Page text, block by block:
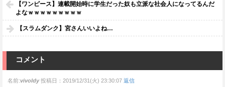
【ワンピース】連載開始時に学生だった奴も立派な社会人になってるんだ
よなｗｗｗｗｗｗｗｗｗ
【スラムダンク】宮さんいいよね…
コメント
名前:vivoldy 投稿日：2019/12/31(火) 23:30:07 返信